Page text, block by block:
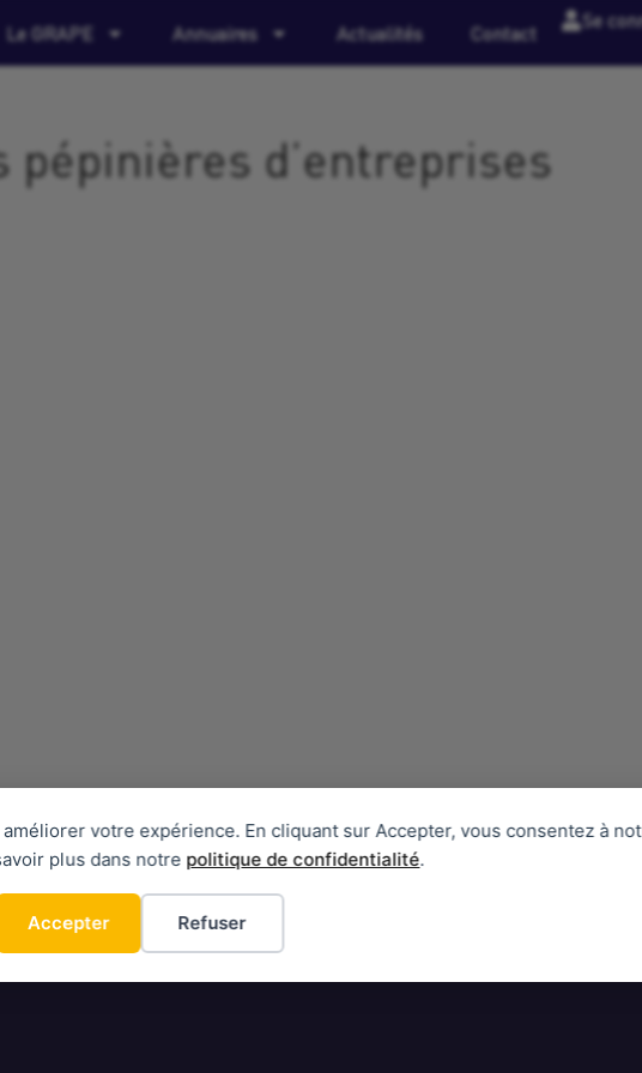
votre expérience. En cliquant sur Accepter, vous consentez à
plus dans notre politique de confidentialité.
Accepter Refuser
Le GRAPE Annuaires Actualités Contact
Se
pépinières d’entreprises